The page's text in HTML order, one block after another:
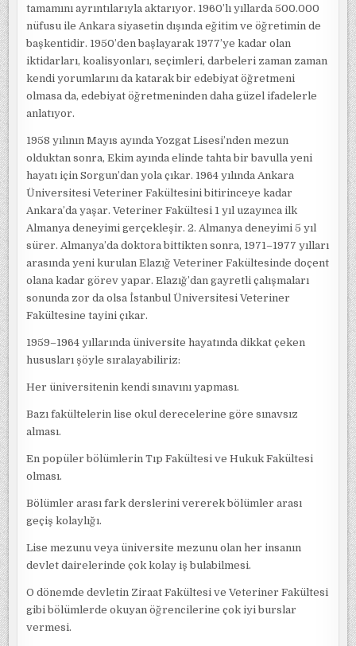
tamamını ayrıntılarıyla aktarıyor. 1960’lı yıllarda 500.000
nüfusu ile Ankara siyasetin dışında eğitim ve öğretimin de
başkentidir. 1950’den başlayarak 1977’ye kadar olan
iktidarları, koalisyonları, seçimleri, darbeleri zaman zaman
kendi yorumlarını da katarak bir edebiyat öğretmeni
olmasa da, edebiyat öğretmeninden daha güzel ifadelerle
anlatıyor.
1958 yılının Mayıs ayında Yozgat Lisesi’nden mezun
olduktan sonra, Ekim ayında elinde tahta bir bavulla yeni
hayatı için Sorgun’dan yola çıkar. 1964 yılında Ankara
Üniversitesi Veteriner Fakültesini bitirinceye kadar
Ankara’da yaşar. Veteriner Fakültesi 1 yıl uzayınca ilk
Almanya deneyimi gerçekleşir. 2. Almanya deneyimi 5 yıl
sürer. Almanya’da doktora bittikten sonra, 1971–1977 yılları
arasında yeni kurulan Elazığ Veteriner Fakültesinde doçent
olana kadar görev yapar. Elazığ’dan gayretli çalışmaları
sonunda zor da olsa İstanbul Üniversitesi Veteriner
Fakültesine tayini çıkar.
1959–1964 yıllarında üniversite hayatında dikkat çeken
hususları şöyle sıralayabiliriz:
Her üniversitenin kendi sınavını yapması.
Bazı fakültelerin lise okul derecelerine göre sınavsız
alması.
En popüler bölümlerin Tıp Fakültesi ve Hukuk Fakültesi
olması.
Bölümler arası fark derslerini vererek bölümler arası
geçiş kolaylığı.
Lise mezunu veya üniversite mezunu olan her insanın
devlet dairelerinde çok kolay iş bulabilmesi.
O dönemde devletin Ziraat Fakültesi ve Veteriner Fakültesi
gibi bölümlerde okuyan öğrencilerine çok iyi burslar
vermesi.